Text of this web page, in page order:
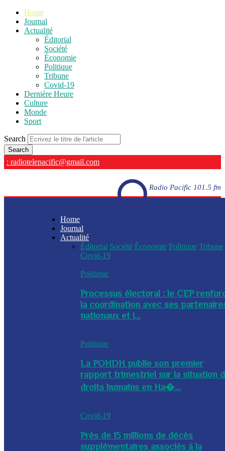
Home
Journal
Actualité
Éditorial
Société
Économie
Politique
Tribune
Covid-19
Dernière Heure
Culture
Monde
Sport
Search
: radiotelepacific@gmail.com
Radio Pacific 101.5 fm
Home
Journal
Actualité
Éditorial Société Économie Politique Tribune
Covid-19
Politique
Processus électoral : le CEP
la coordination avec ses
nationaux et i...
Politique
La POHDH publie son premier
rapport trimestriel sur la situation
droits humains en Ha�...
Covid-19
Près de 15 millions de décès
supplémentaires associés à la